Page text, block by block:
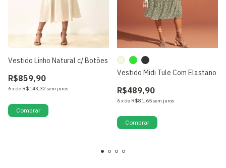
Vestido Linho Natural c/ Botões
R$859,90
6xde R$143,32sem juros
Comprar
Vestido Midi Tule Com Elastano
R$489,90
6xde R$81,65sem juros
Comprar